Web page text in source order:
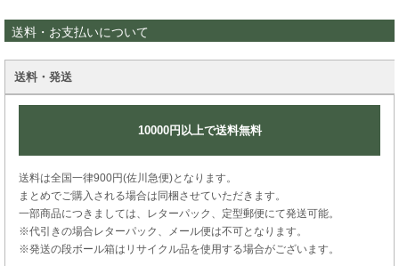
送料・お支払いについて
送料・発送
10000円以上で送料無料
送料は全国一律900円(佐川急便)となります。
まとめでご購入される場合は同梱させていただきます。
一部商品につきましては、レターパック、定型郵便にて発送可能。
※代引きの場合レターパック、メール便は不可となります。
※発送の段ボール箱はリサイクル品を使用する場合がございます。